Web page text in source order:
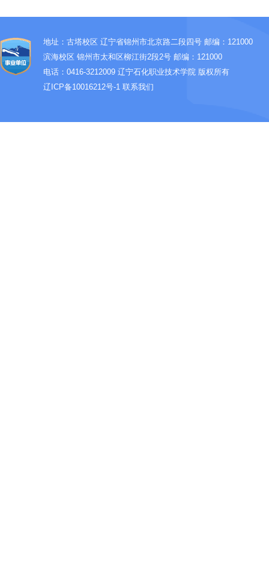
地址：古塔校区 辽宁省锦州市北京路二段四号 邮编：121000
滨海校区 锦州市太和区柳江街2段2号 邮编：121000
电话：0416-3212009 辽宁石化职业技术学院 版权所有
辽ICP备10016212号-1 联系我们